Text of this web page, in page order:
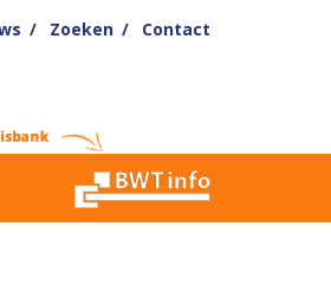
Zoeken Contact